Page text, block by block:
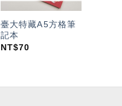
臺大特藏A5方格筆
記本
NT$70